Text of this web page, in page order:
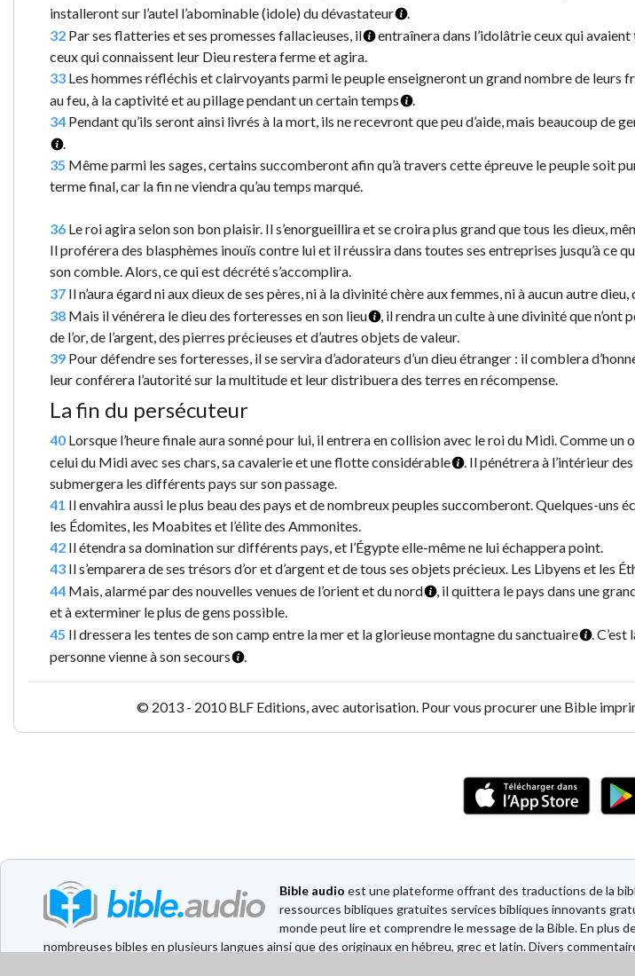
installeront sur l’autel l’abominable (idole) du dévastateur
.
32 Par ses flatteries et ses promesses fallacieuses, il
entraînera dans l’idolâtrie ceux qui avaient
ceux qui connaissent leur Dieu restera ferme et agira.
33 Les hommes réfléchis et clairvoyants parmi le peuple enseigneront un grand nombre de leurs
au feu, à la captivité et au pillage pendant un certain temps
.
34 Pendant qu’ils seront ainsi livrés à la mort, ils ne recevront que peu d’aide, mais beaucoup de
.
35 Même parmi les sages, certains succomberont afin qu’à travers cette épreuve le peuple soit
terme final, car la fin ne viendra qu’au temps marqué.
36 Le roi agira selon son bon plaisir. Il s’enorgueillira et se croira plus grand que tous les dieux,
Il proférera des blasphèmes inouïs contre lui et il réussira dans toutes ses entreprises jusqu’à ce
son comble. Alors, ce qui est décrété s’accomplira.
37 Il n’aura égard ni aux dieux de ses pères, ni à la divinité chère aux femmes, ni à aucun autre
38 Mais il vénérera le dieu des forteresses en son lieu
, il rendra un culte à une divinité que
de l’or, de l’argent, des pierres précieuses et d’autres objets de valeur.
39 Pour défendre ses forteresses, il se servira d’adorateurs d’un dieu étranger : il comblera
leur conférera l’autorité sur la multitude et leur distribuera des terres en récompense.
La fin du persécuteur
40 Lorsque l’heure finale aura sonné pour lui, il entrera en collision avec le roi du Midi. Comme
celui du Midi avec ses chars, sa cavalerie et une flotte considérable
. Il pénétrera à l’intérieur
submergera les différents pays sur son passage.
41 Il envahira aussi le plus beau des pays et de nombreux peuples succomberont. Quelques-uns
les Édomites, les Moabites et l’élite des Ammonites.
42 Il étendra sa domination sur différents pays, et l’Égypte elle-même ne lui échappera point.
43 Il s’emparera de ses trésors d’or et d’argent et de tous ses objets précieux. Les Libyens et les
44 Mais, alarmé par des nouvelles venues de l’orient et du nord
, il quittera le pays dans une
et à exterminer le plus de gens possible.
45 Il dressera les tentes de son camp entre la mer et la glorieuse montagne du sanctuaire
. C’est
personne vienne à son secours
.
© 2013 - 2010 BLF Editions, avec autorisation. Pour vous procurer une Bible
Bible audio est une plateforme offrant des traductions de la
ressources bibliques gratuites services bibliques innovants
monde peut lire et comprendre le message de la Bible. En plus
nombreuses bibles en plusieurs langues ainsi que des originaux en hébreu, grec et latin. Divers